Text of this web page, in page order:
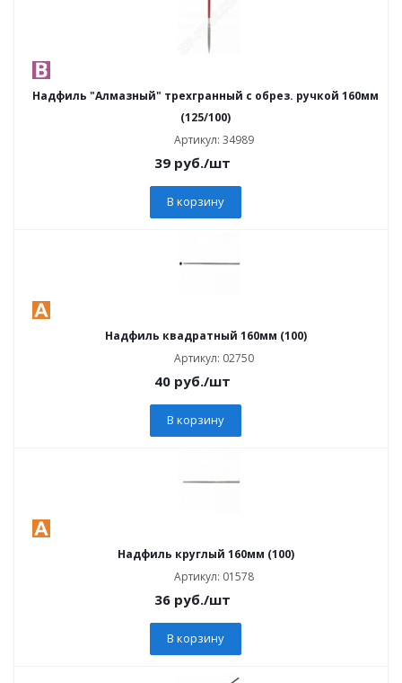
Надфиль "Алмазный" трехгранный с обрез. ручкой 160мм
(125/100)
Артикул: 34989
39руб./шт
В корзину
Надфиль квадратный 160мм (100)
Артикул: 02750
40руб./шт
В корзину
Надфиль круглый 160мм (100)
Артикул: 01578
36руб./шт
В корзину